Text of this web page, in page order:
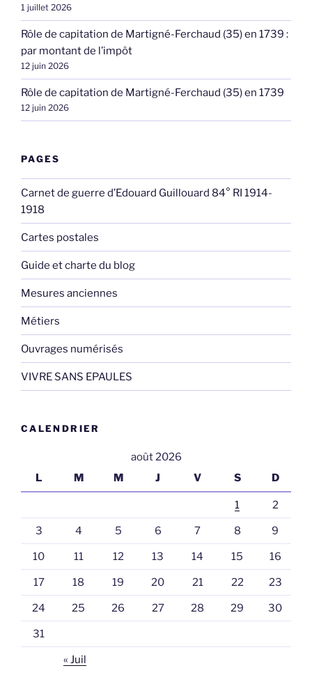
1 juillet 2026
Rôle de capitation de Martigné-Ferchaud (35) en 1739 :
par montant de l’impôt
12 juin 2026
Rôle de capitation de Martigné-Ferchaud (35) en 1739
12 juin 2026
PAGES
Carnet de guerre d’Edouard Guillouard 84° RI 1914-
1918
Cartes postales
Guide et charte du blog
Mesures anciennes
Métiers
Ouvrages numérisés
VIVRE SANS EPAULES
CALENDRIER
août 2026
L
M M J V S D
1 2
3 4 5 6 7 8 9
10 11 12 13 14 15 16
17 18 19 20 21 22 23
24 25 26 27 28 29 30
31
« Juil